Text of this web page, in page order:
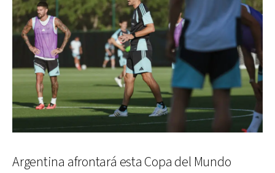
Argentina afrontará esta Copa del Mundo